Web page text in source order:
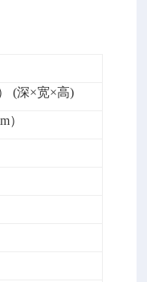
(深×宽×高)
）